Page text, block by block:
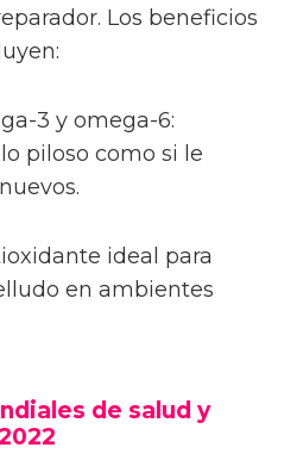
Los beneficios
3 y omega-6:
piloso como si le
ideal para
en ambientes
de salud y